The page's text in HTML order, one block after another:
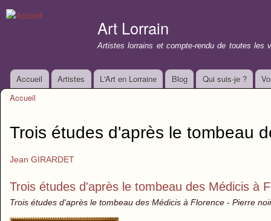
Art Lorrain
Artistes lorrains et compte-rendu de toutes les
Menu principal
Accueil Artistes L'Art en Lorraine Blog Qui suis-je ?
Accueil
Trois études d'après le tombeau
Jean GIRARDET
Trois études d'après le tombeau des Médicis à
Trois études d'après le tombeau des Médicis à Florence - Pierre